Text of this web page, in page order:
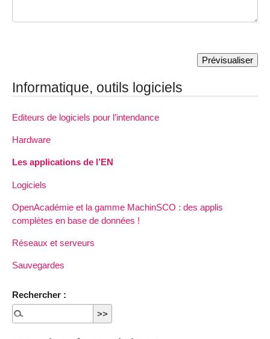
Informatique, outils logiciels
Editeurs de logiciels pour l’intendance
Hardware
Les applications de l’EN
Logiciels
OpenAcadémie et la gamme MachinSCO : des applis
complètes en base de données !
Réseaux et serveurs
Sauvegardes
Rechercher :